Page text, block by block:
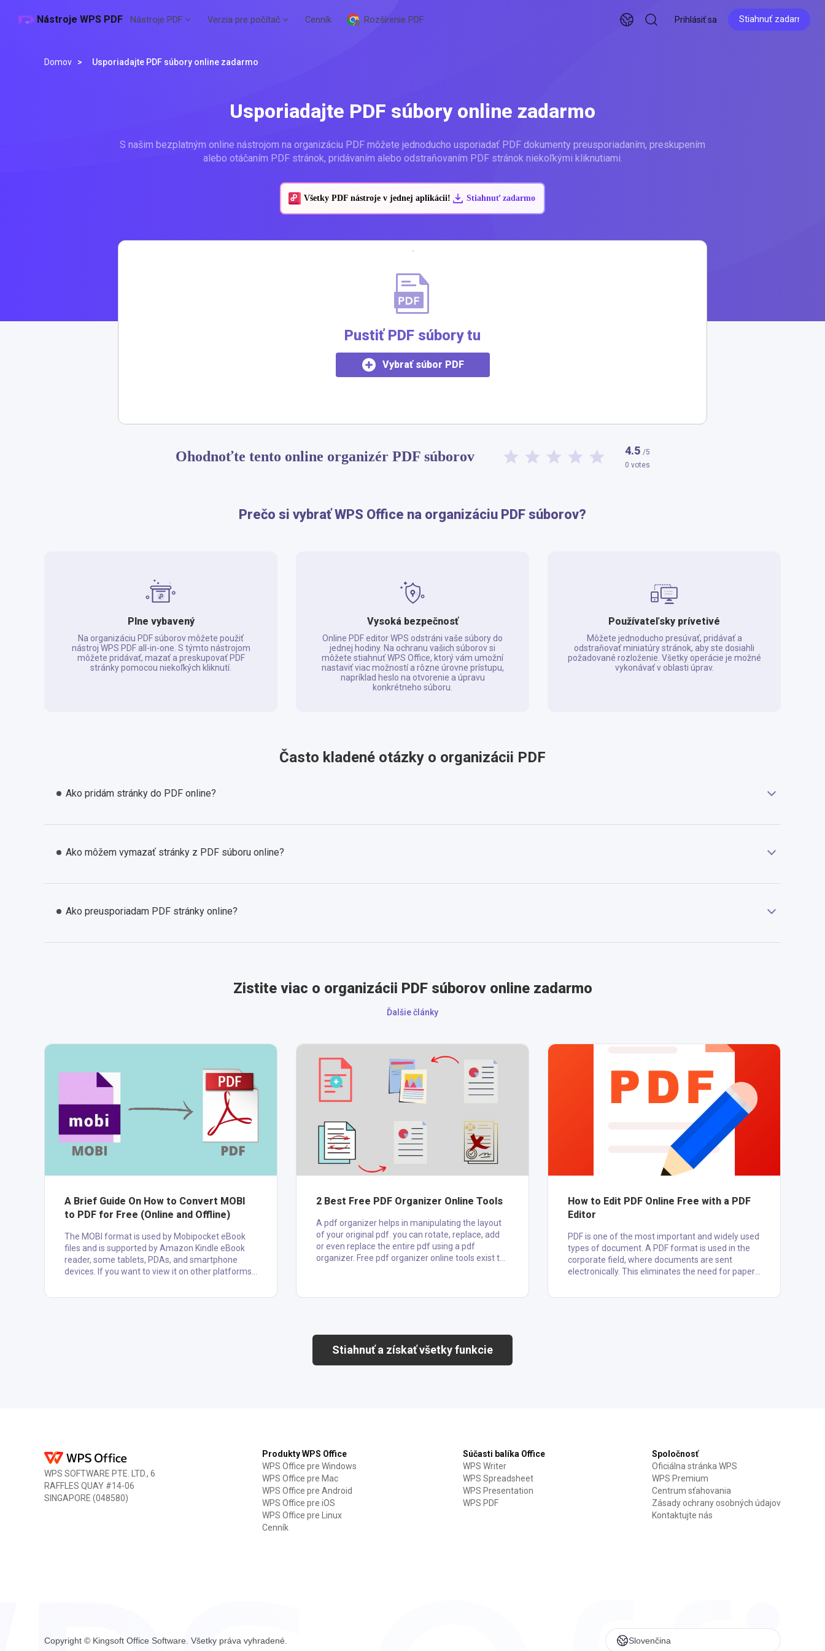
Domov > Usporiadajte PDF súbory online zadarmo
Usporiadajte PDF súbory online zadarmo
S našim bezplatným online nástrojom na organizáciu PDF môžete jednoducho usporiadať PDF dokumenty preusporiadaním, preskupením
alebo otáčaním PDF stránok, pridávaním alebo odstraňovaním PDF stránok niekoľkými kliknutiami.
Všetky PDF nástroje v jednej aplikácii! Stiahnuť zadarmo
Pustiť PDF súbory tu
Vybrať súbor PDF
​​Ohodnoťte tento online organizér PDF súborov​ 4.5 /5
0 votes
Prečo si vybrať WPS Office na organizáciu PDF súborov?
Plne vybavený
Na organizáciu PDF súborov môžete použiť
nástroj WPS PDF all-in-one. S týmto nástrojom
môžete pridávať, mazať a preskupovať PDF
stránky pomocou niekoľkých kliknutí.
Vysoká bezpečnosť
Online PDF editor WPS odstráni vaše súbory do
jednej hodiny. Na ochranu vašich súborov si
môžete stiahnuť WPS Office, ktorý vám umožní
nastaviť viac možností a rôzne úrovne prístupu,
napríklad heslo na otvorenie a úpravu
konkrétneho súboru.
Používateľsky prívetivé
Môžete jednoducho presúvať, pridávať a
odstraňovať miniatúry stránok, aby ste dosiahli
požadované rozloženie. Všetky operácie je možné
vykonávať v oblasti úprav.
Často kladené otázky o organizácii PDF
Ako pridám stránky do PDF online?
Ako môžem vymazať stránky z PDF súboru online?
Ako preusporiadam PDF stránky online?
Zistite viac o organizácii PDF súborov online zadarmo
Ďalšie články
A Brief Guide On How to Convert MOBI
to PDF for Free (Online and Offline)
The MOBI format is used by Mobipocket eBook
files and is supported by Amazon Kindle eBook
reader, some tablets, PDAs, and smartphone
devices. If you want to view it on other platforms,
2 Best Free PDF Organizer Online Tools
A pdf organizer helps in manipulating the layout
of your original pdf. you can rotate, replace, add
or even replace the entire pdf using a pdf
organizer. Free pdf organizer online tools exist to
How to Edit PDF Online Free with a PDF
Editor
PDF is one of the most important and widely used
types of document. A PDF format is used in the
corporate field, where documents are sent
electronically. This eliminates the need for papers
Stiahnuť a získať všetky funkcie
Nástroje WPS PDF Nástroje PDF Verzia pre počítač Cenník Rozšírenie PDF Prihlásiť sa
Stiahnuť zadarmo
Stiahnuť zadarmo
WPS SOFTWARE PTE. LTD., 6
RAFFLES QUAY #14-06
SINGAPORE (048580)
Produkty WPS Office
WPS Office pre Windows
WPS Office pre Mac
WPS Office pre Android
WPS Office pre iOS
WPS Office pre Linux
Cenník
Súčasti balíka Office
WPS Writer
WPS Spreadsheet
WPS Presentation
WPS PDF
Spoločnosť
Oficiálna stránka WPS
WPS Premium
Centrum sťahovania
Zásady ochrany osobných údajov
Kontaktujte nás
Copyright © Kingsoft Office Software. Všetky práva vyhradené. Slovenčina